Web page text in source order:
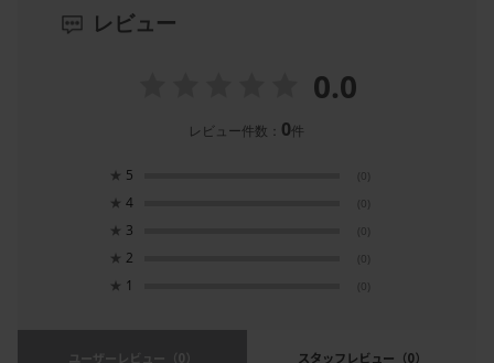
レビュー
0.0
レビュー件数： 0件
★ 5 (0)
★ 4 (0)
★ 3 (0)
★ 2 (0)
★ 1 (0)
ユーザーレビュー （0） スタッフレビュー （0）